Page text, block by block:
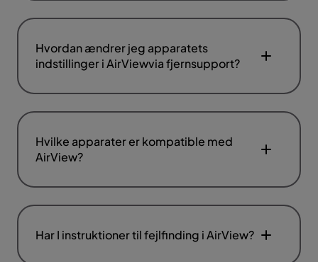
Hvordan ændrer jeg apparatets
indstillinger i AirViewvia fjernsupport?
Hvilke apparater er kompatible med
AirView?
Har I instruktioner til fejlfinding i AirView?